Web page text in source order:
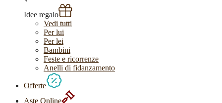
Idee regalo
Vedi tutti
Per lui
Per lei
Bambini
Feste e ricorrenze
Anelli di fidanzamento
Offerte
Aste Online